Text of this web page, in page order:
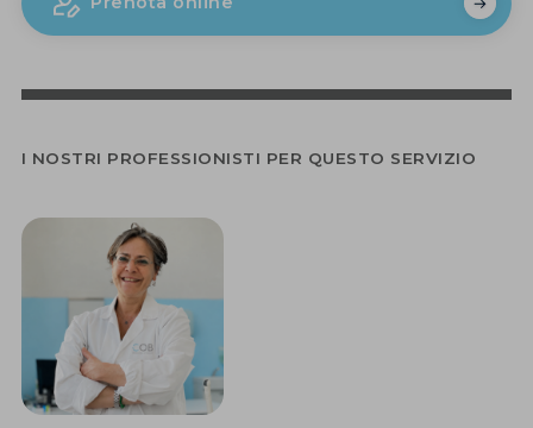
I NOSTRI PROFESSIONISTI PER QUESTO SERVIZIO